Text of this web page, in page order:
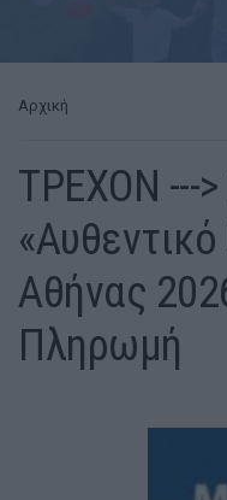
Αρχική
ΤΡΕΧΟΝ ---
Αθήνας
Πληρωμή